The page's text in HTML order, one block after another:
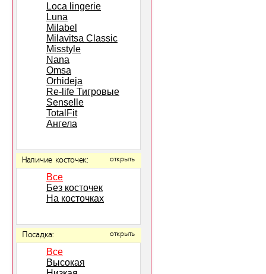
Loca lingerie
Luna
Milabel
Milavitsa Classic
Misstyle
Nana
Omsa
Orhideja
Re-life Тигровые
Senselle
TotalFit
Ангела
Наличие косточек: открыть
Все
Без косточек
На косточках
Посадка: открыть
Все
Высокая